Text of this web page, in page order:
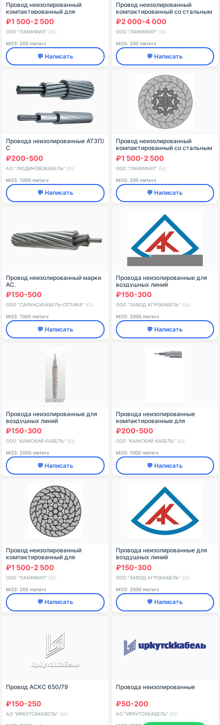
Провод неизолированный
компактированный для
высоковольтных воздушных
линий электропередачи марки
AAAC-Z 635-1Z
₽1 500-2 500
ООО "ЛАМИФИЛ" 🇷🇺
МОЗ: 200 meters
💬 Написать
Провод неизолированный
компактированный со стальным
сердечником для
высоковольтных воздушных
линий электропередачи марки
₽2 000-4 000
ООО "ЛАМИФИЛ" 🇷🇺
МОЗ: 200 meters
💬 Написать
Провода неизолированные АТ3П/
С
₽200-500
АО "ЛЮДИНОВОКАБЕЛЬ" 🇷🇺
МОЗ: 1000 meters
💬 Написать
Провод неизолированный
компактированный со стальным
сердечником для
высоковольтных воздушных
линий электропередачи марки
₽1 500-2 500
ООО "ЛАМИФИЛ" 🇷🇺
МОЗ: 200 meters
💬 Написать
Провод неизолированный марки
АС.
₽150-500
ООО "САРАНСККАБЕЛЬ-ОПТИКА" 🇷🇺
МОЗ: 1000 meters
💬 Написать
Провода неизолированные для
воздушных линий
электропередачи, марки: А - 150
мм2
₽150-300
ООО "ЗАВОД АГРОКАБЕЛЬ" 🇷🇺
МОЗ: 2000 meters
💬 Написать
Провода неизолированные для
воздушных линий
электропередач марки А
₽150-300
ООО "КАМСКИЙ КАБЕЛЬ" 🇷🇺
МОЗ: 2000 meters
💬 Написать
Провода неизолированные
компактированные для
воздушных линий
электропередачи
₽200-500
ООО "КАМСКИЙ КАБЕЛЬ" 🇷🇺
МОЗ: 1000 meters
💬 Написать
Провод неизолированный
компактированный для
высоковольтных воздушных
линий электропередачи марки
AAAC-Z 707-2Z
₽1 500-2 500
ООО "ЛАМИФИЛ" 🇷🇺
МОЗ: 200 meters
💬 Написать
Провода неизолированные для
воздушных линий
электропередачи, марки: АСКП -
185/29 мм2
₽150-300
ООО "ЗАВОД АГРОКАБЕЛЬ" 🇷🇺
МОЗ: 2000 meters
💬 Написать
Провод АСКС 650/79
₽150-250
АО "ИРКУТСККАБЕЛЬ" 🇷🇺
Провода неизолированные
₽50-200
АО "ИРКУТСККАБЕЛЬ" 🇷🇺